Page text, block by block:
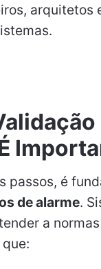
passos, é
de alarme.
a